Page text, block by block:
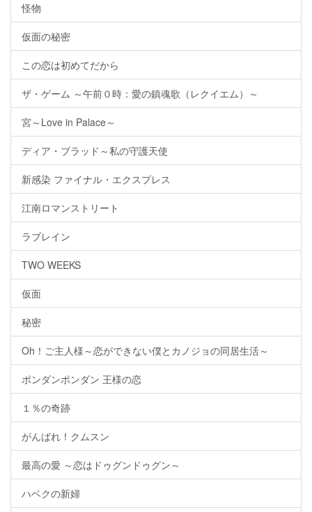
怪物
仮面の秘密
この恋は初めてだから
ザ・ゲーム ～午前０時：愛の鎮魂歌（レクイエム）～
宮～Love in Palace～
ディア・ブラッド～私の守護天使
新感染 ファイナル・エクスプレス
江南ロマンストリート
ラブレイン
TWO WEEKS
仮面
秘密
Oh！ご主人様～恋ができない僕とカノジョの同居生活～
ポンダンポンダン 王様の恋
１％の奇跡
がんばれ！クムスン
最高の愛 ～恋はドゥグンドゥグン～
ハベクの新婦